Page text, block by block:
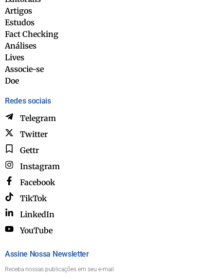
Artigos
Estudos
Fact Checking
Análises
Lives
Associe-se
Doe
Redes sociais
Telegram
Twitter
Gettr
Instagram
Facebook
TikTok
LinkedIn
YouTube
Assine Nossa Newsletter
Receba nossas publicações em seu e-mail